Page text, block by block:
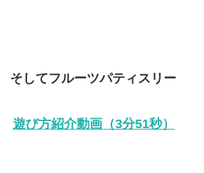
そしてフルーツパティスリー
遊び方紹介動画（3分51秒）